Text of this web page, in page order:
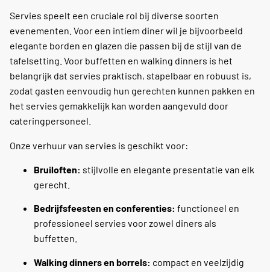
Servies speelt een cruciale rol bij diverse soorten
evenementen. Voor een intiem diner wil je bijvoorbeeld
elegante borden en glazen die passen bij de stijl van de
tafelsetting. Voor buffetten en walking dinners is het
belangrijk dat servies praktisch, stapelbaar en robuust is,
zodat gasten eenvoudig hun gerechten kunnen pakken en
het servies gemakkelijk kan worden aangevuld door
cateringpersoneel.
Onze verhuur van servies is geschikt voor:
Bruiloften: stijlvolle en elegante presentatie van elk
gerecht.
Bedrijfsfeesten en conferenties: functioneel en
professioneel servies voor zowel diners als
buffetten.
Walking dinners en borrels: compact en veelzijdig